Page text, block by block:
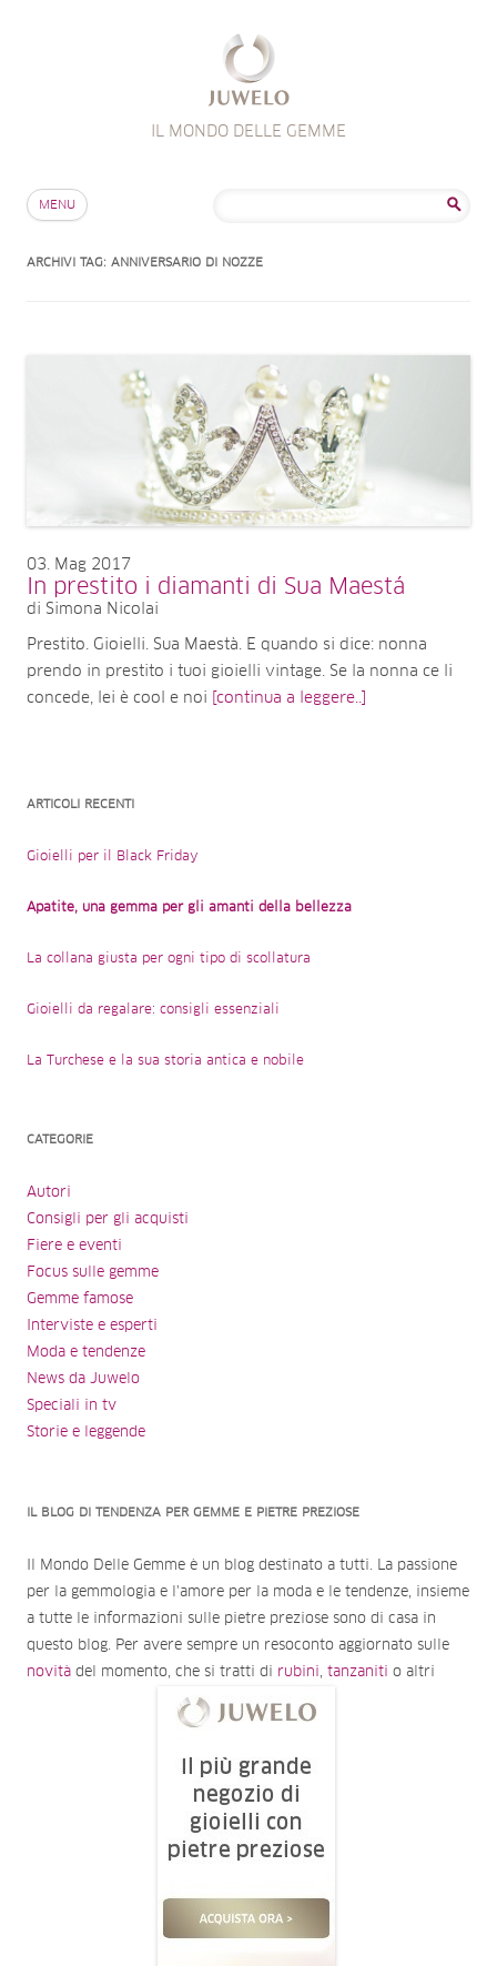
IL MONDO DELLE GEMME
MENU
ARCHIVI TAG: ANNIVERSARIO DI NOZZE
03 Mag 2017
In prestito i diamanti di Sua Maestá
di Simona Nicolai
Prestito. Gioielli. Sua Maestà. E quando si dice: nonna
prendo in prestito i tuoi gioielli vintage. Se la nonna ce li
concede, lei è cool e noi
[continua a leggere..]
ARTICOLI RECENTI
Gioielli per il Black Friday
Apatite, una gemma per gli amanti della bellezza
La collana giusta per ogni tipo di scollatura
Gioielli da regalare: consigli essenziali
La Turchese e la sua storia antica e nobile
CATEGORIE
Autori
Consigli per gli acquisti
Fiere e eventi
Focus sulle gemme
Gemme famose
Interviste e esperti
Moda e tendenze
News da Juwelo
Speciali in tv
Storie e leggende
IL BLOG DI TENDENZA PER GEMME E PIETRE PREZIOSE
Il Mondo Delle Gemme è un blog destinato a tutti. La passione
per la gemmologia e l'amore per la moda e le tendenze, insieme
a tutte le informazioni sulle pietre preziose sono di casa in
questo blog. Per avere sempre un resoconto aggiornato sulle
novità del momento, che si tratti di rubini tanzaniti o altri